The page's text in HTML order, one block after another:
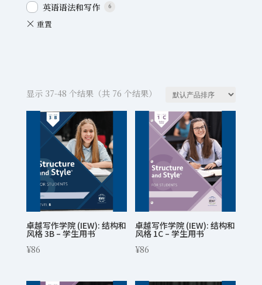
英语语法和写作 6
显示 37-48 个结果（共 76 个结果）
卓越写作学院 (IEW): 结构和
风格 3B – 学生用书
¥86
卓越写作学院 (IEW): 结构和
风格 1C – 学生用书
¥86